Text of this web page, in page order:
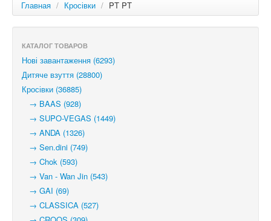
Главная / Кросівки / PT PT
КАТАЛОГ ТОВАРОВ
Нові завантаження (6293)
Дитяче взуття (28800)
Кросівки (36885)
→ BAAS (928)
→ SUPO-VEGAS (1449)
→ ANDA (1326)
→ Sen.dini (749)
→ Chok (593)
→ Van - Wan Jin (543)
→ GAI (69)
→ CLASSICA (527)